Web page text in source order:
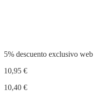
5% descuento exclusivo web
10,95 €
10,40 €